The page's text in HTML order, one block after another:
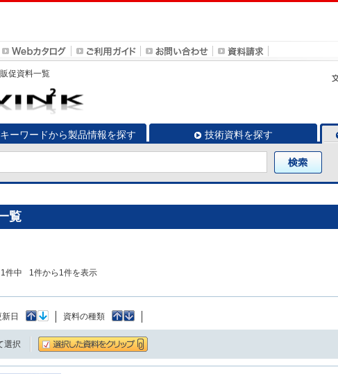
促資料一覧
キーワードから製品情報を探す 技術資料を探す
覧
1件中 1件から 1件を表示
日 資料の種類
選択